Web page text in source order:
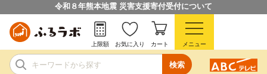
令和８年熊本地震 災害支援寄付受付について
検索
上限額 お気に入り カート メニュー